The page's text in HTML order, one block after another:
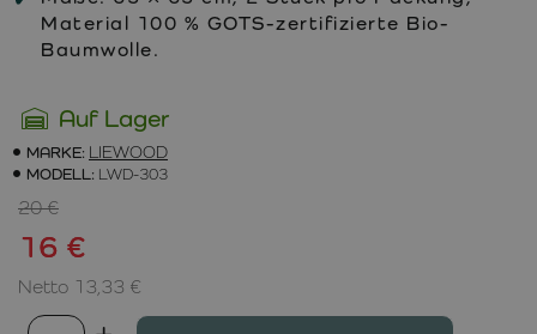
Material 100 % GOTS-zertifizierte Bio-
Baumwolle.
Auf Lager
MARKE: LIEWOOD
MODELL: LWD-303
16 €
20 €
Netto 13,33 €